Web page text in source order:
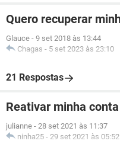
Quero recuperar
Glauce - 9 set 2018 às 13:44
Chagas - 5 set 2023 às 23:10
21 Respostas
Reativar minha
julianne - 28 set 2021 às 11:37
ninha25 - 29 set 2021 às 05:52